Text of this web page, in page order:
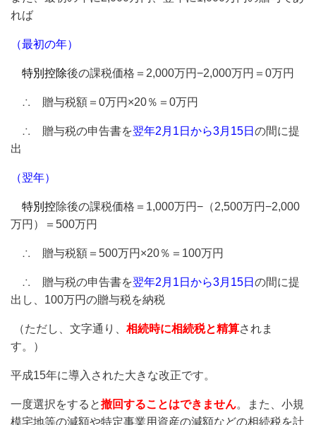
れば
（最初の年）
特別控除後の課税価格＝2,000万円−2,000万円＝0万円
∴ 贈与税額＝0万円×20％＝0万円
∴ 贈与税の申告書を翌年2月1日から3月15日 の間に提
出
（翌年）
特別控除後の課税価格＝1,000万円−（2,500万円−2,000
万円）＝500万円
∴ 贈与税額＝500万円×20％＝100万円
∴ 贈与税の申告書を翌年2月1日から3月15日 の間に提
出し、100万円の贈与税を納税
（ただし、文字通り、 相続時に相続税と精算されま
す。）
平成15年に導入された大きな改正です。
一度選択をすると撤回することはできません。また、小規
模宅地等の減額や特定事業用資産の減額などの相続税を計